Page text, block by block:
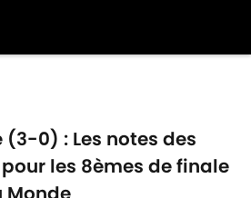
(3-0) : Les notes des
les 8èmes de finale